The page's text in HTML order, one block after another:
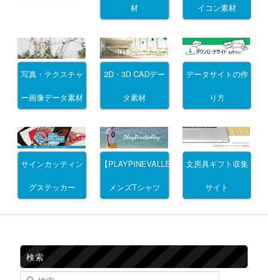
材 イコン素材
写真・テクスチャ
ー画像データ素材
2D・3D CADデー
タ素材
データサイトの作
り方
サインカッティン
グステッカー
【PLAYPINEVALLEY】
メンズTシャツ
文房具ギフト収集
サイト
検索
検索